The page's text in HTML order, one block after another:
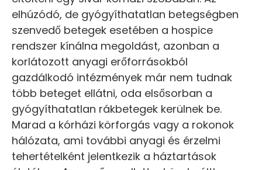
elhúzódó, de gyógyíthatatlan betegségben
szenvedő betegek esetében a hospice
rendszer kínálna megoldást, azonban a
korlátozott anyagi erőforrásokból
gazdálkodó intézmények már nem tudnak
több beteget ellátni, oda elsősorban a
gyógyíthatatlan rákbetegek kerülnek be.
Marad a kórházi körforgás vagy a rokonok
hálózata, ami további anyagi és érzelmi
tehertételként jelentkezik a háztartások